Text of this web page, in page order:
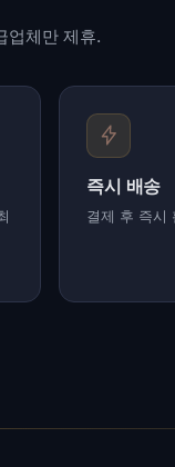
업체만 제휴.
즉시 배송
결제 후 즉시